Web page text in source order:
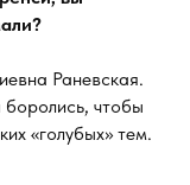
Раневская.
чтобы
«голубых» тем.